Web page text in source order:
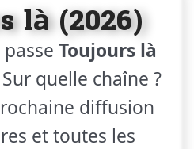
là (2026)
Toujours là
quelle chaîne ?
diffusion
et toutes les